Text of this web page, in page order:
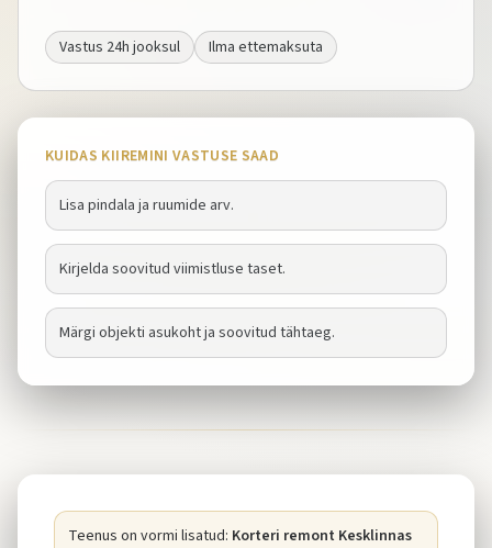
Vastus 24h jooksul Ilma ettemaksuta
KUIDAS KIIREMINI VASTUSE SAAD
Lisa pindala ja ruumide arv.
Kirjelda soovitud viimistluse taset.
Märgi objekti asukoht ja soovitud tähtaeg.
Teenus on vormi lisatud: Korteri remont Kesklinnas